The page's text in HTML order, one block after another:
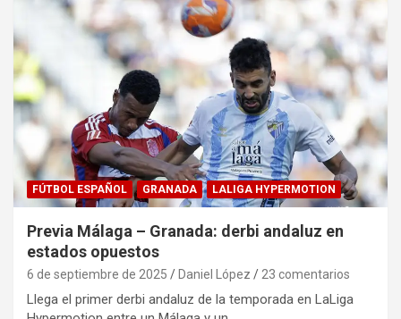
FÚTBOL ESPAÑOL GRANADA LALIGA HYPERMOTION
Previa Málaga – Granada: derbi andaluz en
estados opuestos
6 de septiembre de 2025 Daniel López 23 comentarios
Llega el primer derbi andaluz de la temporada en LaLiga